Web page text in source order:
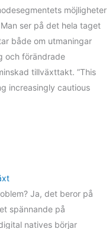
möjligheter
ser på det hela taget
både om utmaningar
och förändrade
tillväxttakt. ”This
increasingly cautious
Ja, det beror på
spännande på
natives börjar